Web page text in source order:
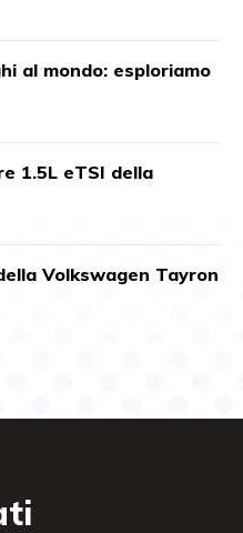
al mondo: esploriamo
1.5L eTSI della
Volkswagen Tayron